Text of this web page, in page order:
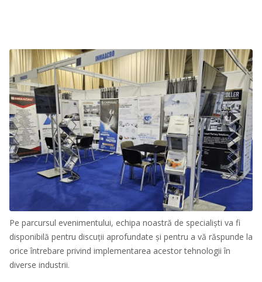
Pe parcursul evenimentului, echipa noastră de specialiști va fi
disponibilă pentru discuții aprofundate și pentru a vă răspunde la
orice întrebare privind implementarea acestor tehnologii în
diverse industrii.